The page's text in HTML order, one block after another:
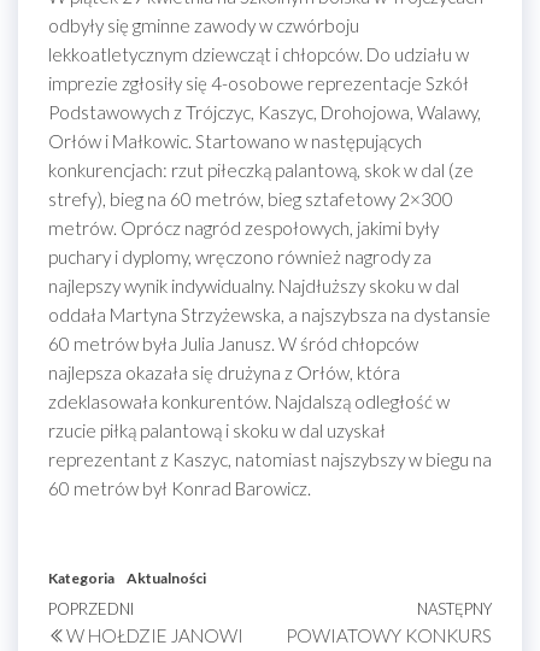
odbyły się gminne zawody w czwórboju
lekkoatletycznym dziewcząt i chłopców. Do udziału w
imprezie zgłosiły się 4-osobowe reprezentacje Szkół
Podstawowych z Trójczyc, Kaszyc, Drohojowa, Walawy,
Orłów i Małkowic. Startowano w następujących
konkurencjach: rzut piłeczką palantową, skok w dal (ze
strefy), bieg na 60 metrów, bieg sztafetowy 2×300
metrów. Oprócz nagród zespołowych, jakimi były
puchary i dyplomy, wręczono również nagrody za
najlepszy wynik indywidualny. Najdłuższy skoku w dal
oddała Martyna Strzyżewska, a najszybsza na dystansie
60 metrów była Julia Janusz. W śród chłopców
najlepsza okazała się drużyna z Orłów, która
zdeklasowała konkurentów. Najdalszą odległość w
rzucie piłką palantową i skoku w dal uzyskał
reprezentant z Kaszyc, natomiast najszybszy w biegu na
60 metrów był Konrad Barowicz.
Kategoria Aktualności
Nawigacja
Poprzedni
wpis
POPRZEDNI
W HOŁDZIE JANOWI
NASTĘPNY
POWIATOWY KONKURS